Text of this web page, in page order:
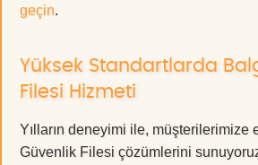
geçin.
Yüksek Standartlarda
Filesi Hizmeti
Yılların deneyimi ile, müşterilerimize
Güvenlik Filesi çözümlerini